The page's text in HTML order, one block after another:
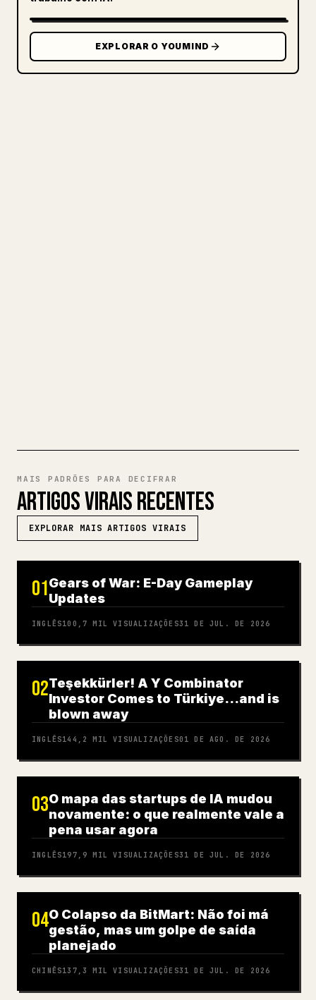
EXPLORAR O YOUMIND
MAIS PADRÕES PARA DECIFRAR
ARTIGOS VIRAIS RECENTES
EXPLORAR MAIS ARTIGOS VIRAIS
01Gears of War: E-Day Gameplay
Updates
INGLÊS100,7 MIL VISUALIZAÇÕES31 DE JUL. DE 2026
02Teşekkürler! A Y Combinator
Investor Comes to Türkiye…and is
blown away
INGLÊS144,2 MIL VISUALIZAÇÕES01 DE AGO. DE 2026
03O mapa das startups de IA mudou
novamente: o que realmente vale a
pena usar agora
INGLÊS197,9 MIL VISUALIZAÇÕES31 DE JUL. DE 2026
04O Colapso da BitMart: Não foi má
gestão, mas um golpe de saída
planejado
CHINÊS137,3 MIL VISUALIZAÇÕES31 DE JUL. DE 2026